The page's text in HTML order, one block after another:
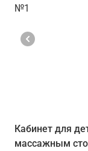
Кабинет для
массажным